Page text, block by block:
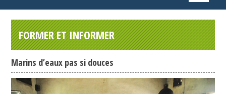
FORMER ET INFORMER
Marins d’eaux pas si douces